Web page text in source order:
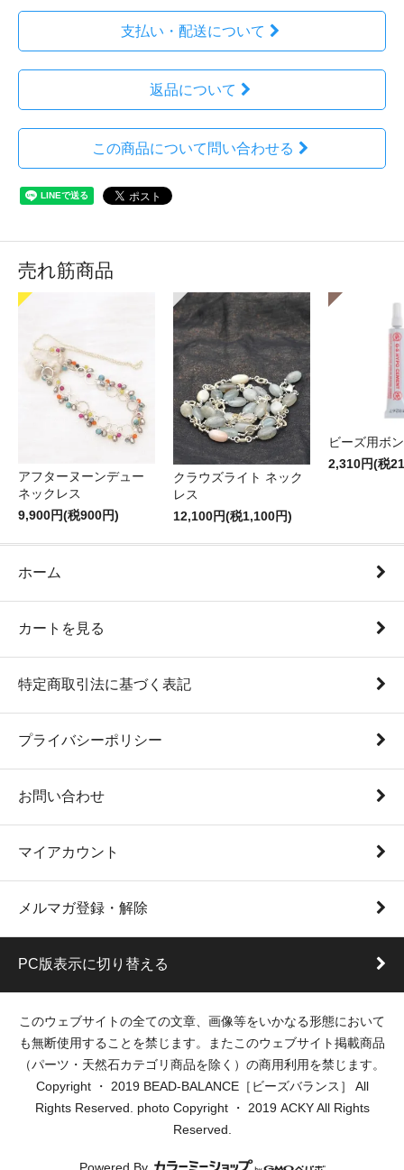
支払い・配送について
返品について
この商品について問い合わせる
売れ筋商品
アフターヌーンデュー
ネックレス
9,900円(税900円)
クラウズライト ネック
レス
12,100円(税1,100円)
ビーズ用ボ
2,310円(税
ホーム
カートを見る
特定商取引法に基づく表記
プライバシーポリシー
お問い合わせ
マイアカウント
メルマガ登録・解除
PC版表示に切り替える
このウェブサイトの全ての文章、画像等をいかなる形態において
も無断使用することを禁じます。またこのウェブサイト掲載商品
（パーツ・天然石カテゴリ商品を除く）の商用利用を禁じます。
Copyright ・ 2019 BEAD-BALANCE［ビーズバランス］ All
Rights Reserved. photo Copyright ・ 2019 ACKY All Rights
Reserved.